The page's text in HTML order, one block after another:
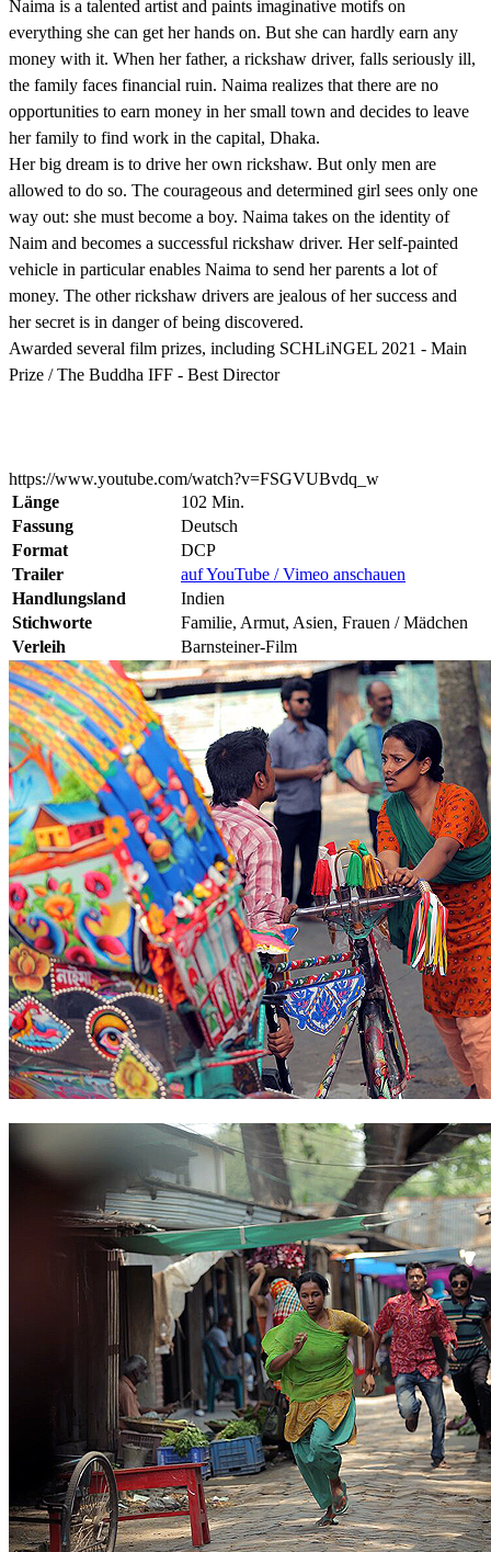
Naima is a talented artist and paints imaginative motifs on
everything she can get her hands on. But she can hardly earn any
money with it. When her father, a rickshaw driver, falls seriously ill,
the family faces financial ruin. Naima realizes that there are no
opportunities to earn money in her small town and decides to leave
her family to find work in the capital, Dhaka.
Her big dream is to drive her own rickshaw. But only men are
allowed to do so. The courageous and determined girl sees only one
way out: she must become a boy. Naima takes on the identity of
Naim and becomes a successful rickshaw driver. Her self-painted
vehicle in particular enables Naima to send her parents a lot of
money. The other rickshaw drivers are jealous of her success and
her secret is in danger of being discovered.
Awarded several film prizes, including SCHLiNGEL 2021 - Main
Prize / The Buddha IFF - Best Director
https://www.youtube.com/watch?v=FSGVUBvdq_w
Länge
102 Min.
Fassung
Deutsch
Format
DCP
Trailer
auf YouTube / Vimeo anschauen
Handlungsland
Indien
Stichworte
Familie, Armut, Asien, Frauen / Mädchen
Verleih
Barnsteiner-Film